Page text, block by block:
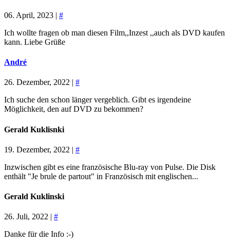
06. April, 2023 | #
Ich wollte fragen ob man diesen Film,,Inzest ,,auch als DVD kaufen
kann. Liebe Grüße
André
26. Dezember, 2022 | #
Ich suche den schon länger vergeblich. Gibt es irgendeine
Möglichkeit, den auf DVD zu bekommen?
Gerald Kuklisnki
19. Dezember, 2022 | #
Inzwischen gibt es eine französische Blu-ray von Pulse. Die Disk
enthält "Je brule de partout" in Französisch mit englischen...
Gerald Kuklinski
26. Juli, 2022 | #
Danke für die Info :-)